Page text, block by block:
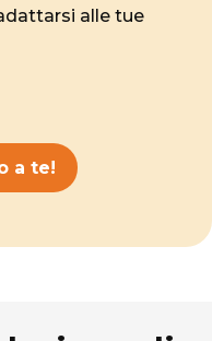
alle tue
a te!